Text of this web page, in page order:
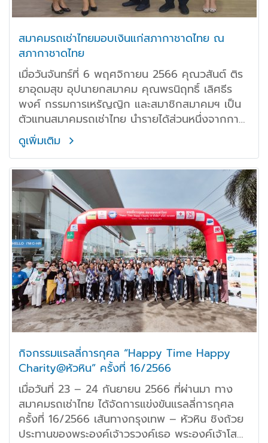
สมาคมรถเช่าไทยมอบเงินแก่สภากาชาดไทย ณ
สภากาชาดไทย
เมื่อวันจันทร์ที่ 6 พฤศจิกายน 2566 คุณวสันต์ ติร
ยาอุดมสุข อุปนายกสมาคม คุณพรนิฤทธิ์ เลิศธีร
พงศ์ กรรมการเหรัญญิก และสมาชิกสมาคมฯ เป็น
ตัวแทนสมาคมรถเช่าไทย นำรายได้ส่วนหนึ่งจากการ
จัดกิจกรรมแรลลี่การกุศล “Happy Time Happy
Charity @หัวหิน”
ดูเพิ่มเติม
กิจกรรมแรลลี่การกุศล “Happy Time Happy
Charity@หัวหิน” ครั้งที่ 16/2566
เมื่อวันที่ 23 – 24 กันยายน 2566 ที่ผ่านมา ทาง
สมาคมรถเช่าไทย ได้จัดการแข่งขันแรลลี่การกุศล
ครั้งที่ 16/2566 เส้นทางกรุงเทพ – หัวหิน ชิงถ้วย
ประทานของพระองค์เจ้าวรวงค์เธอ พระองค์เจ้าโสม